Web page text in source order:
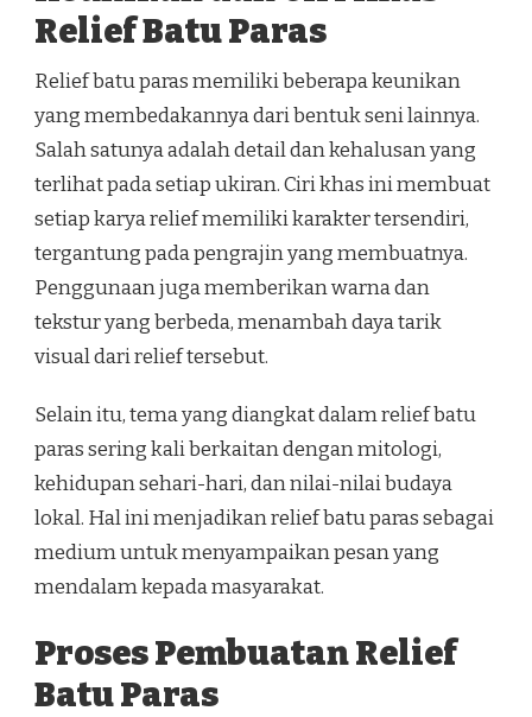
Relief Batu Paras
Relief batu paras memiliki beberapa keunikan
yang membedakannya dari bentuk seni lainnya.
Salah satunya adalah detail dan kehalusan yang
terlihat pada setiap ukiran. Ciri khas ini membuat
setiap karya relief memiliki karakter tersendiri,
tergantung pada pengrajin yang membuatnya.
Penggunaan juga memberikan warna dan
tekstur yang berbeda, menambah daya tarik
visual dari relief tersebut.
Selain itu, tema yang diangkat dalam relief batu
paras sering kali berkaitan dengan mitologi,
kehidupan sehari-hari, dan nilai-nilai budaya
lokal. Hal ini menjadikan relief batu paras sebagai
medium untuk menyampaikan pesan yang
mendalam kepada masyarakat.
Proses Pembuatan Relief
Batu Paras